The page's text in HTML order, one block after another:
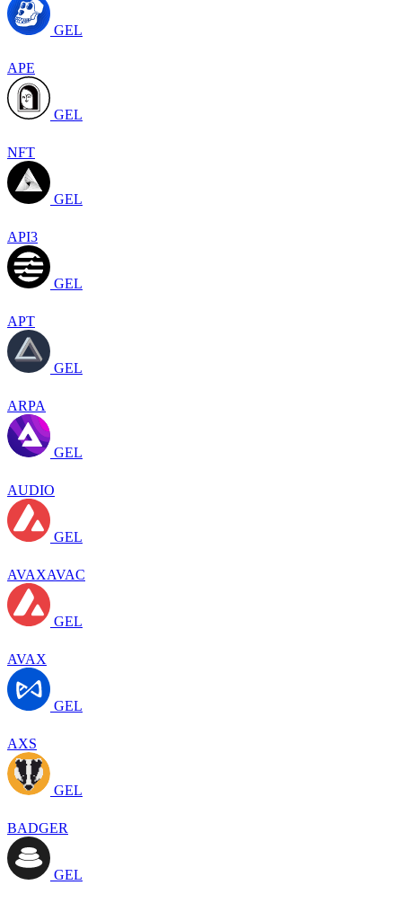
GEL
APE
GEL
NFT
GEL
API3
GEL
APT
GEL
ARPA
GEL
AUDIO
GEL
AVAXAVAC
GEL
AVAX
GEL
AXS
GEL
BADGER
GEL